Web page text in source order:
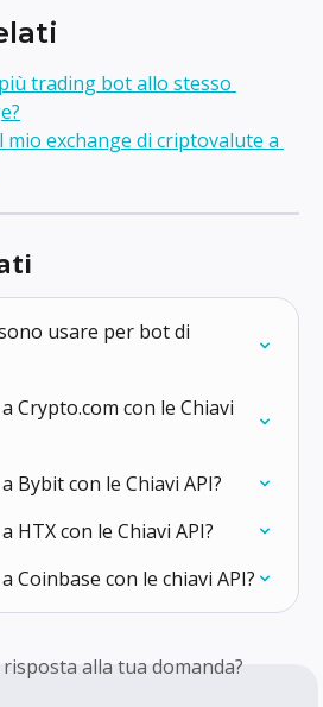
trading bot allo stesso
mio exchange di criptovalute a
usare per bot di
Crypto.com con le Chiavi
Bybit con le Chiavi API?
HTX con le Chiavi API?
Coinbase con le chiavi API?
alla tua domanda?